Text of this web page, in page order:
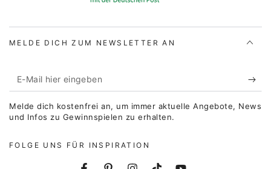
MELDE DICH ZUM NEWSLETTER AN
E-
Mail
hier
Melde dich kostenfrei an, um immer aktuelle Angebote, News
und Infos zu Gewinnspielen zu erhalten.
FOLGE UNS FÜR INSPIRATION